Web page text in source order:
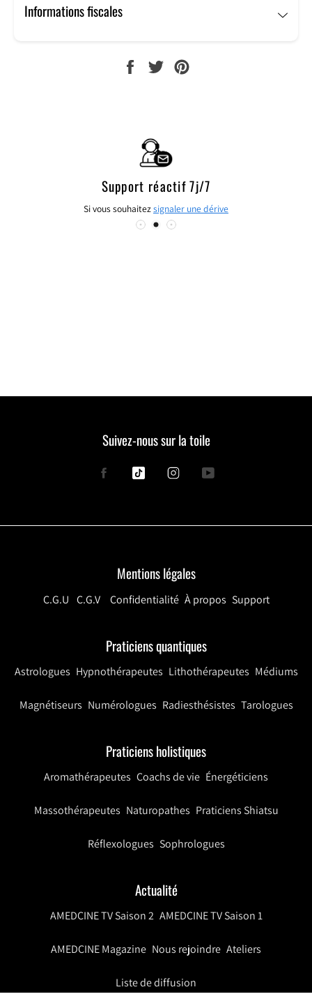
Informations fiscales
PARTAGER
TWEETERÉPINGLER
Support réactif 7j/7
Si vous souhaitezsignaler une dérive
Suivez-nous sur la toile
FacebookTiktok InstagramYouTube
Mentions légales
C.G.U C.G.V Confidentialité À propos Support
Praticiens quantiques
Astrologues Hypnothérapeutes Lithothérapeutes Médiums
Magnétiseurs Numérologues Radiesthésistes Tarologues
Praticiens holistiques
Aromathérapeutes Coachs de vie Énergéticiens
Massothérapeutes Naturopathes Praticiens Shiatsu
Réflexologues Sophrologues
Actualité
AMEDCINE TV Saison 2 AMEDCINE TV Saison 1
AMEDCINE Magazine Nous rejoindre Ateliers
Liste de diffusion